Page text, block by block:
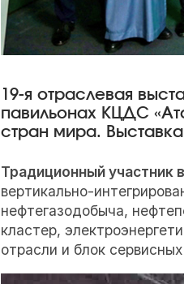
19-я отраслевая
павильонах КЦДС
стран мира.
Традиционный участник
вертикально-
нефтегазодобыча,
кластер,
отрасли и блок